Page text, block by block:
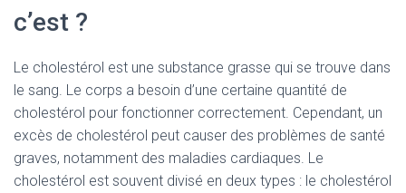
c’est ?
Le cholestérol est une substance grasse qui se trouve dans
le sang. Le corps a besoin d’une certaine quantité de
cholestérol pour fonctionner correctement. Cependant, un
excès de cholestérol peut causer des problèmes de santé
graves, notamment des maladies cardiaques. Le
cholestérol est souvent divisé en deux types : le cholestérol